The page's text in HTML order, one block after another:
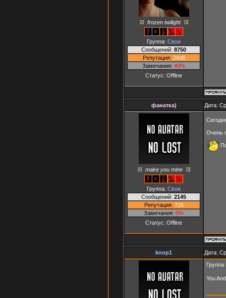
frozen twilight
Группа: Свои
Сообщений: 8750
Репутация: 2438
Замечания: 40%
Статус: Offline
фанатка) Дата:
make you mine
Группа: Свои
Сообщений: 2145
Репутация: 716
Замечания: 0%
Статус: Offline
Очень
knop1 Дата:
You